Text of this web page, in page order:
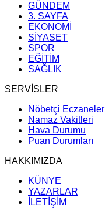
GÜNDEM
3. SAYFA
EKONOMİ
SİYASET
SPOR
EĞİTİM
SAĞLIK
SERVİSLER
Nöbetçi Eczaneler
Namaz Vakitleri
Hava Durumu
Puan Durumları
HAKKIMIZDA
KÜNYE
YAZARLAR
İLETİŞİM